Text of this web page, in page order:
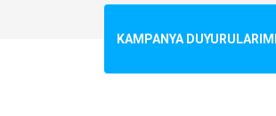
Ürün resmi kalitesiz,
KAMPANYA